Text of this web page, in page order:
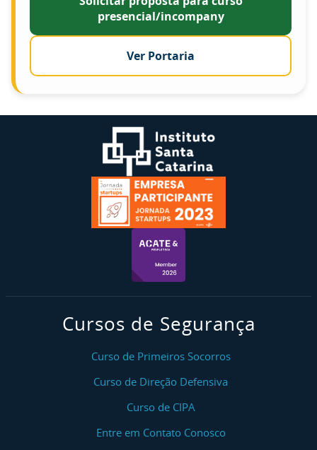
presencial/incompany
Ver Portaria
Cursos de Segurança
Curso de Primeiros Socorros
Curso de Direção Defensiva
Curso de CIPA
Entre em Contato Conosco